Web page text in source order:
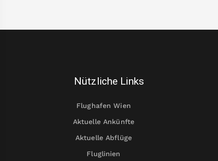
Nützliche Links
Flughafen Wien
Aktuelle Ankünfte
Aktuelle Abflüge
Fluglinien